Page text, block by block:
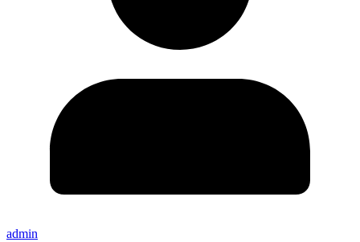
admin